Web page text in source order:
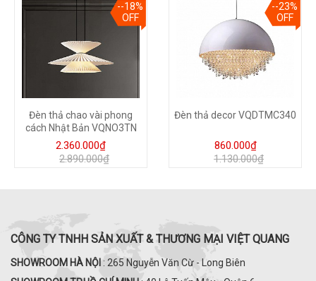
--18%
OFF
Đèn thả chao vài phong
cách Nhật Bản VQNO3TN
2.360.000₫
2.890.000₫
--23%
OFF
Đèn thả decor VQDTMC340
860.000₫
1.130.000₫
CÔNG TY TNHH SẢN XUẤT & THƯƠNG MẠI VIỆT QUANG
SHOWROOM HÀ NỘI : 265 Nguyễn Văn Cừ - Long Biên